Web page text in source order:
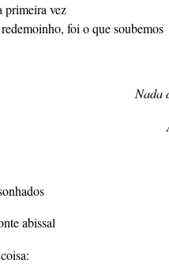
primeira vez
foi o que soubemos
Nada
abissal